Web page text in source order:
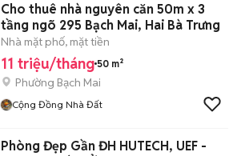
Cho thuê nhà nguyên căn 50m x 3
tầng ngõ 295 Bạch Mai, Hai Bà Trưng
Nhà mặt phố, mặt tiền
11 triệu/tháng 50 m²
Phường Bạch Mai
Cộng Đồng Nhà Đất
Phòng Đẹp Gần ĐH HUTECH, UEF -